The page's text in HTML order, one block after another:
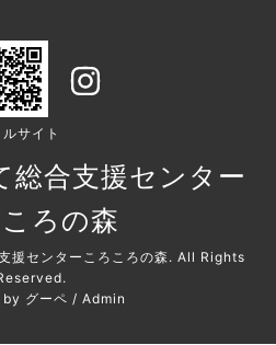
サイト
総合支援センター
ろの森
援センターころころの森 . All Rights
グーペ / Admin